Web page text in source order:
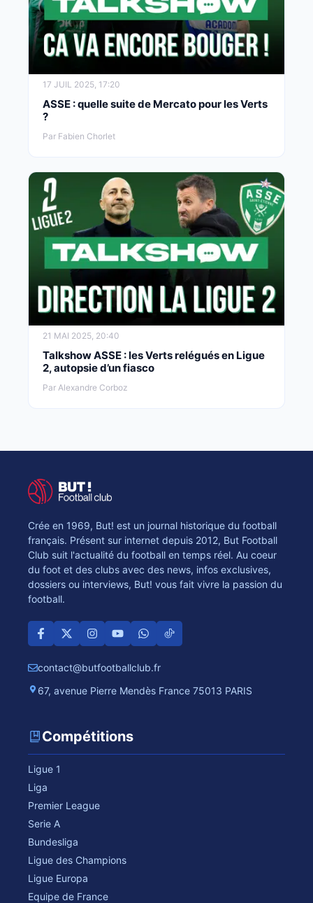
17 JUIL 2025, 17:20
ASSE : quelle suite de Mercato pour les Verts
?
Par Fabien Chorlet
21 MAI 2025, 20:40
Talkshow ASSE : les Verts relégués en Ligue
2, autopsie d’un fiasco
Par Alexandre Corboz
Crée en 1969, But! est un journal historique du football
français. Présent sur internet depuis 2012, But Football
Club suit l'actualité du football en temps réel. Au coeur
du foot et des clubs avec des news, infos exclusives,
dossiers ou interviews, But! vous fait vivre la passion du
football.
contact@butfootballclub.fr
67, avenue Pierre Mendès France 75013 PARIS
Compétitions
Ligue 1
Liga
Premier League
Serie A
Bundesliga
Ligue des Champions
Ligue Europa
Equipe de France